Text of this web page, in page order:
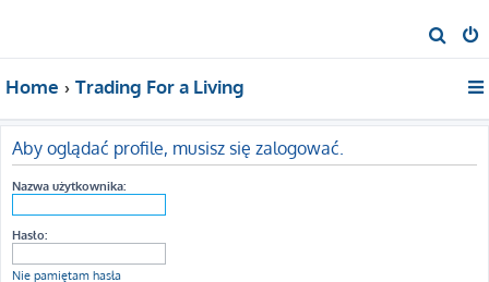
z
j
Home Trading For a Living
Aby oglądać profile, musisz się zalogować.
Nazwa użytkownika:
Hasło:
Nie pamiętam hasła